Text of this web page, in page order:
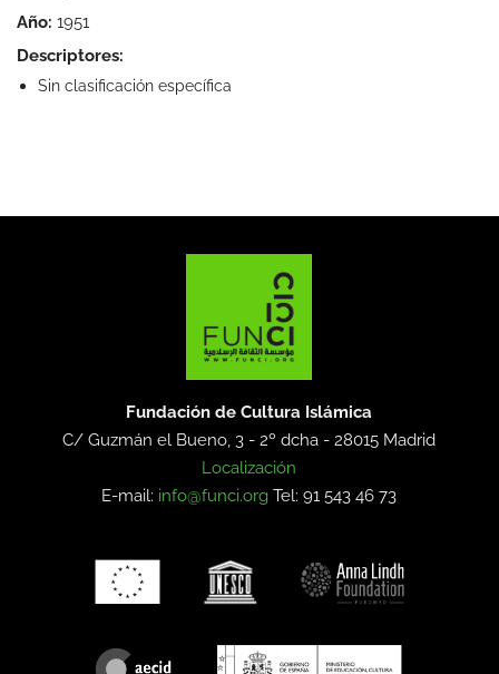
Año: 1951
Descriptores:
Sin clasificación específica
Fundación de Cultura Islámica
C/ Guzmán el Bueno, 3 - 2º dcha -28015 Madrid
Localización
E-mail: info@funci.org Tel: 91 543 46 73